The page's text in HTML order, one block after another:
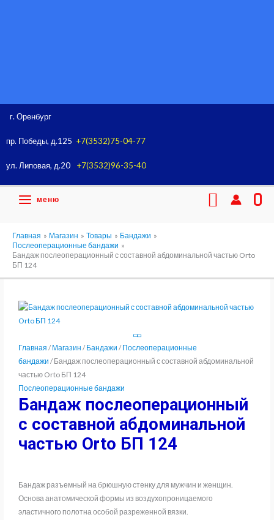
г. Оренбург
пр. Победы, д.125 +7(3532)75-04-77
ул. Липовая, д.20 +7(3532)96-35-40
меню Поиск
Главная Магазин Товары
Бандажи
Послеоперационные бандажи
Бандаж послеоперационный с составной абдоминальной частью Orto
БП 124
Главная /Магазин /Бандажи /Послеоперационные
бандажи / Бандаж послеоперационный с составной абдоминальной
частью Orto БП 124
Послеоперационные бандажи
Бандаж послеоперационный
с составной абдоминальной
частью Orto БП 124
Бандаж разъемный на брюшную стенку для мужчин и женщин.
Основа анатомической формы из воздухопроницаемого
эластичного полотна особой разреженной вязки.